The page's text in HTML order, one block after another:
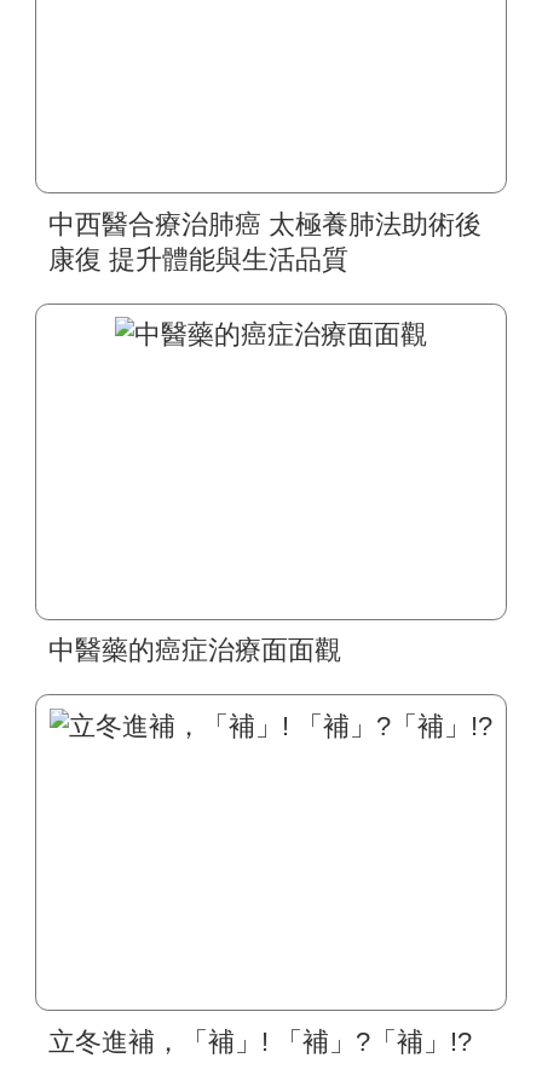
中西醫合療治肺癌 太極養肺法助術後
康復 提升體能與生活品質
中醫藥的癌症治療面面觀
立冬進補，「補」! 「補」?「補」!?